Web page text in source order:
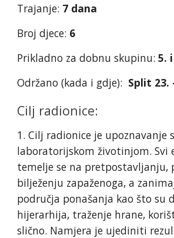
Trajanje: 7 dana
Broj djece: 6
Prikladno za dobnu skupinu:5.
Održano (kada i gdje): Split 23.
Cilj radionice:
1. Cilj radionice je upoznavanje
laboratorijskom životinjom. Svi
temelje se na
bilježenju zapaženoga, a
područja ponašanja kao što su
hijerarhija, traženje hrane,
slično. Namjera je ujediniti